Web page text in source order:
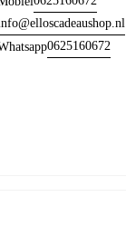
0625160672